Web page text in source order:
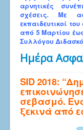
αρνητικές
σχέσεις. Με
εκπαιδευτικοί
από 5 Μαρτίου
Συλλόγου
Ημέρα
SID 2018:
σεβασμό.
ξεκινά από